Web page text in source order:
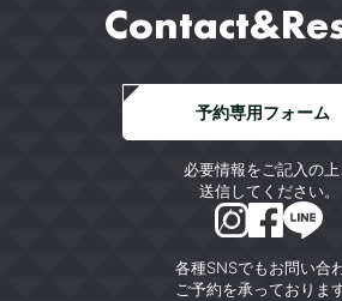
各種SNSでもお問い合
ご予約を承っております
予約専用フォーム
必要情報をご記入の上
送信してください。